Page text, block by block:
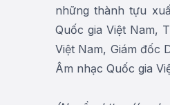
những thành tựu
Quốc gia Việt Nam,
Việt Nam, Giám đốc
Âm nhạc Quốc gia